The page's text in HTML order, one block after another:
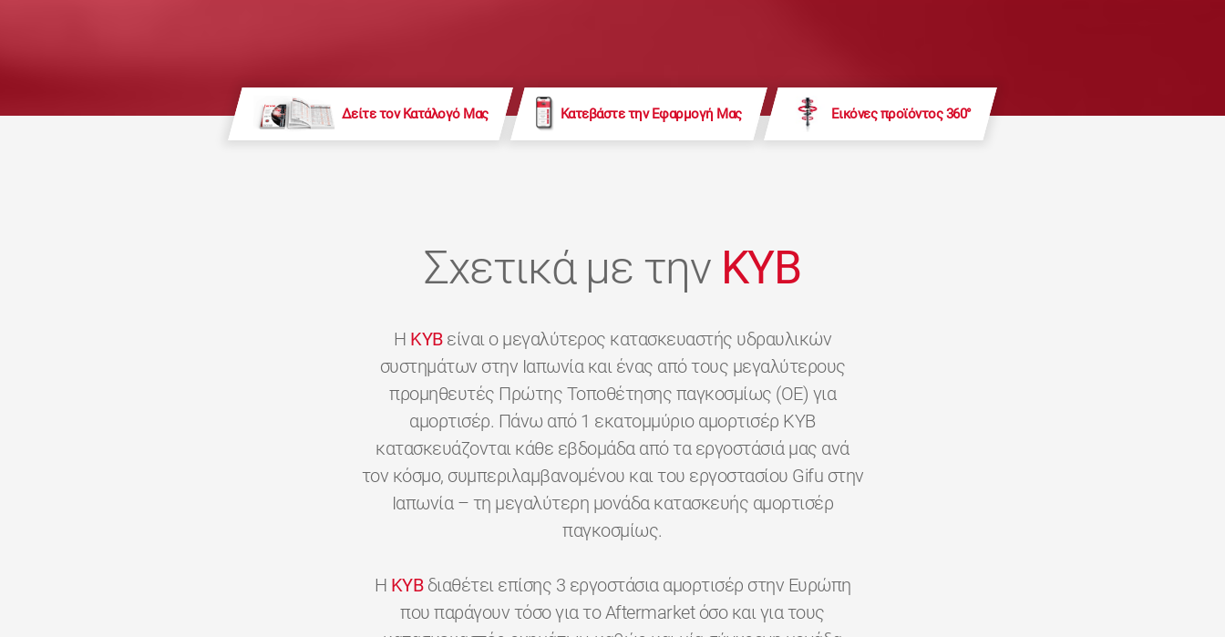
Δείτε τον Κατάλογό Μας Κατεβάστε την Εφαρμογή Μας Εικόνες προϊόντος 360°
Σχετικά με την KYB
H KYBείναι ο μεγαλύτερος κατασκευαστής υδραυλικών
συστημάτων στην Ιαπωνία και ένας από τους μεγαλύτερους
προμηθευτές Πρώτης Τοποθέτησης παγκοσμίως (OE) για
αμορτισέρ. Πάνω από 1 εκατομμύριο αμορτισέρ KYB
κατασκευάζονται κάθε εβδομάδα από τα εργοστάσιά μας ανά
τον κόσμο, συμπεριλαμβανομένου και του εργοστασίου Gifu στην
Ιαπωνία – τη μεγαλύτερη μονάδα κατασκευής αμορτισέρ
παγκοσμίως.
H KYBδιαθέτει επίσης 3 εργοστάσια αμορτισέρ στην Ευρώπη
που παράγουν τόσο για το Aftermarket όσο και για τους